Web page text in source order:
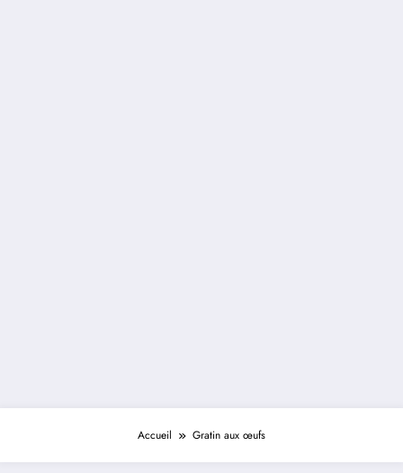
Accueil Gratin aux œufs